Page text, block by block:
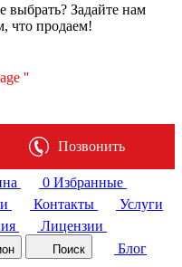
выбрать? Задайте нам
что продаем!
''
Позвонить
0 Избранные
Контакты
Услуги
Лицензии
Поиск
Блог